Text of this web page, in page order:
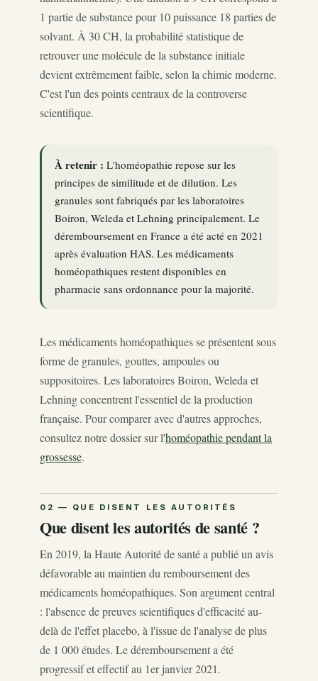
1 partie de substance pour 10 puissance 18 parties de
solvant. À 30 CH, la probabilité statistique de
retrouver une molécule de la substance initiale
devient extrêmement faible, selon la chimie moderne.
C'est l'un des points centraux de la controverse
scientifique.
À retenir : L'homéopathie repose sur les
principes de similitude et de dilution. Les
granules sont fabriqués par les laboratoires
Boiron, Weleda et Lehning principalement. Le
déremboursement en France a été acté en 2021
après évaluation HAS. Les médicaments
homéopathiques restent disponibles en
pharmacie sans ordonnance pour la majorité.
Les médicaments homéopathiques se présentent sous
forme de granules, gouttes, ampoules ou
suppositoires. Les laboratoires Boiron, Weleda et
Lehning concentrent l'essentiel de la production
française. Pour comparer avec d'autres approches,
consultez notre dossier sur l'homéopathie pendant la
grossesse.
Que disent les autorités de santé ?
En 2019, la Haute Autorité de santé a publié un avis
défavorable au maintien du remboursement des
médicaments homéopathiques. Son argument central
: l'absence de preuves scientifiques d'efficacité au-
delà de l'effet placebo, à l'issue de l'analyse de plus
de 1 000 études. Le déremboursement a été
progressif et effectif au 1er janvier 2021.